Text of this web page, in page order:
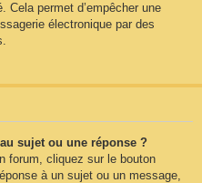
Cela permet d’empêcher une
électronique par des
sujet ou une réponse ?
forum, cliquez sur le bouton
à un sujet ou un message,